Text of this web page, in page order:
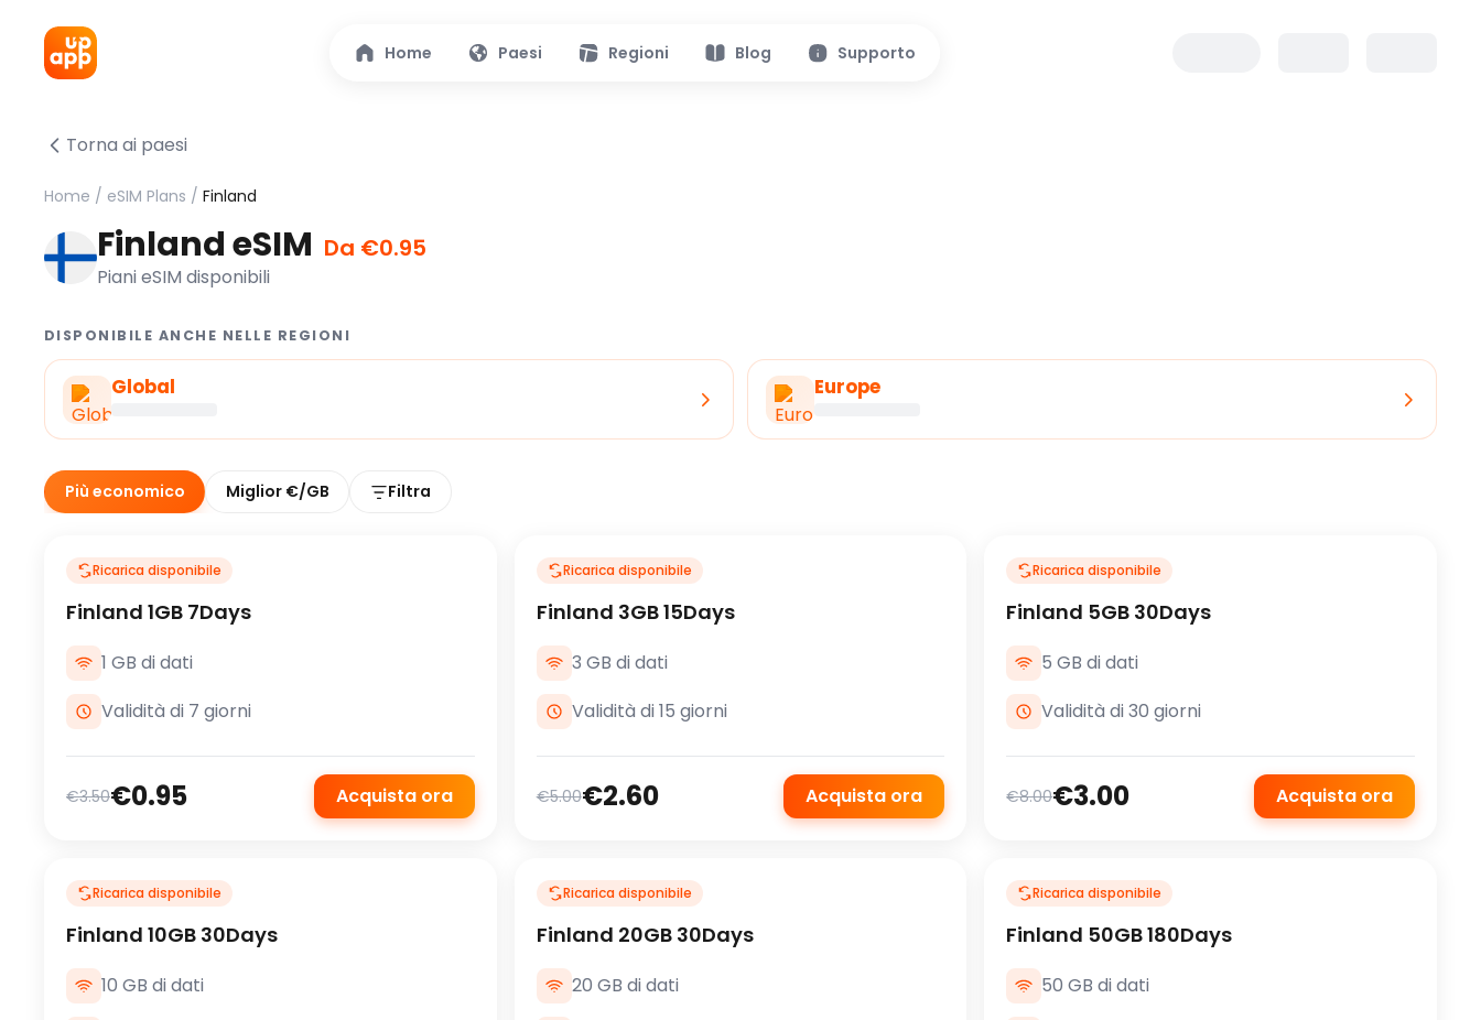
Home Paesi Regioni Blog Supporto
Torna ai paesi
Home / eSIM Plans / Finland
Finland eSIM Da €0.95
Piani eSIM disponibili
DISPONIBILE ANCHE NELLE REGIONI
Global Europe
Più economico Miglior €/GB Filtra
Ricarica disponibile
Finland 1GB 7Days
1 GB di dati
Validità di 7 giorni
€3.50€0.95 Acquista ora
Ricarica disponibile
Finland 3GB 15Days
3 GB di dati
Validità di 15 giorni
€5.00€2.60 Acquista ora
Ricarica disponibile
Finland 5GB 30Days
5 GB di dati
Validità di 30 giorni
€8.00€3.00 Acquista ora
Ricarica disponibile
Finland 10GB 30Days
10 GB di dati
Ricarica disponibile
Finland 20GB 30Days
20 GB di dati
Ricarica disponibile
Finland 50GB 180Days
50 GB di dati